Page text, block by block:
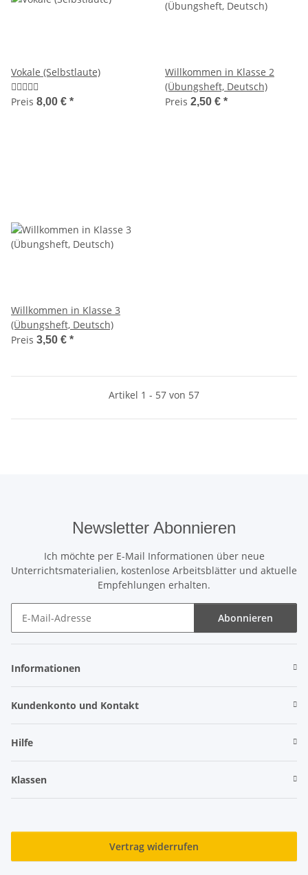
Vokale (Selbstlaute)
Preis 8,00 € *
Willkommen in Klasse 2
(Übungsheft, Deutsch)
Preis 2,50 € *
Willkommen in Klasse 3
(Übungsheft, Deutsch)
Preis 3,50 € *
Artikel 1 - 57 von 57
Newsletter Abonnieren
Ich möchte per E-Mail Informationen über neue
Unterrichtsmaterialien, kostenlose Arbeitsblätter und aktuelle
Empfehlungen erhalten.
Abonnieren
Informationen
Kundenkonto und Kontakt
Hilfe
Klassen
Vertrag widerrufen